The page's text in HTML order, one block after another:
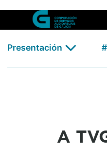
Skip to Main Content
A TVG
Presentación
A